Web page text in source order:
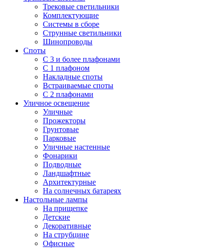
Трековые светильники
Комплектующие
Системы в сборе
Струнные светильники
Шинопроводы
Споты
С 3 и более плафонами
С 1 плафоном
Накладные споты
Встраиваемые споты
С 2 плафонами
Уличное освещение
Уличные
Прожекторы
Грунтовые
Парковые
Уличные настенные
Фонарики
Подводные
Ландшафтные
Архитектурные
На солнечных батареях
Настольные лампы
На прищепке
Детские
Декоративные
На струбцине
Офисные